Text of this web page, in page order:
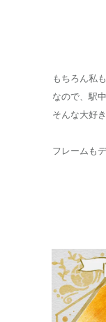
もちろん私
なので、駅
そんな大好
フレームも